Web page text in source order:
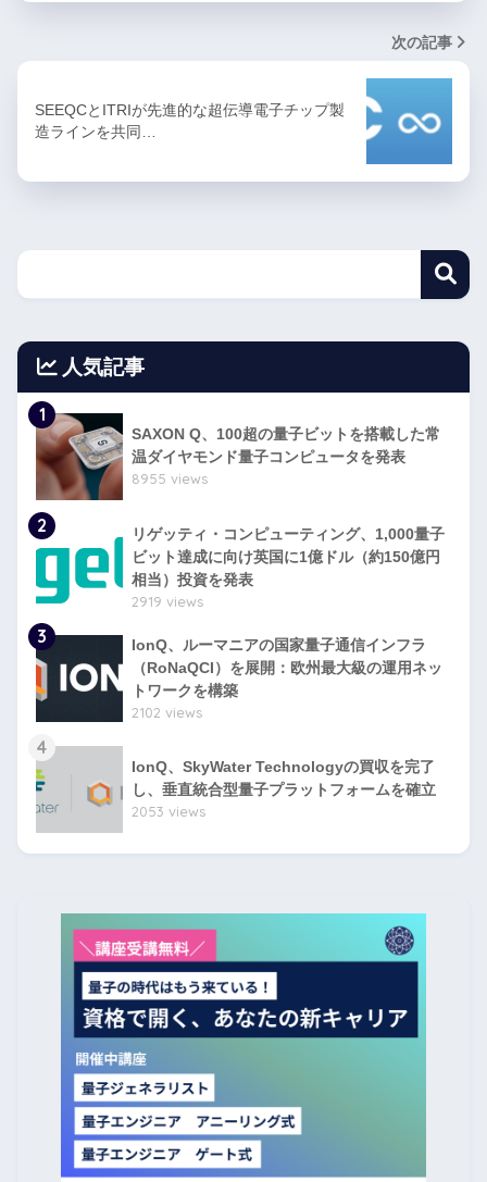
次の記事
SEEQCとITRIが先進的な超伝導電子チップ製
造ラインを共同…
人気記事
1
SAXON Q、100超の量子ビットを搭載した常
温ダイヤモンド量子コンピュータを発表
8955 views
2
リゲッティ・コンピューティング、1,000量子
ビット達成に向け英国に1億ドル（約150億円
相当）投資を発表
2919 views
3
IonQ、ルーマニアの国家量子通信インフラ
（RoNaQCI）を展開：欧州最大級の運用ネッ
トワークを構築
2102 views
4
IonQ、SkyWater Technologyの買収を完了
し、垂直統合型量子プラットフォームを確立
2053 views